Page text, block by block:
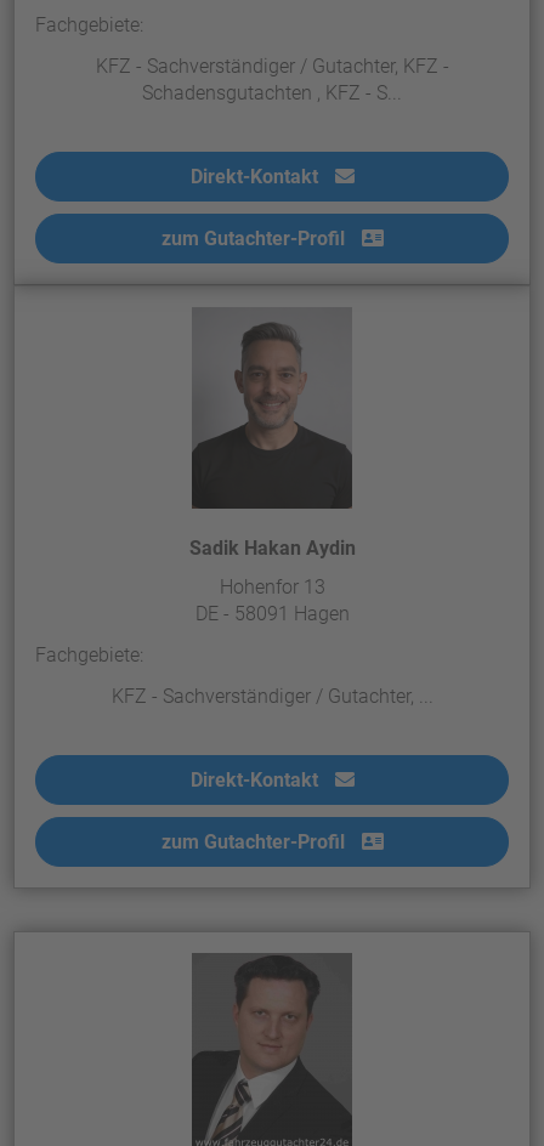
Fachgebiete:
KFZ - Sachverständiger / Gutachter, KFZ -
Schadensgutachten , KFZ - S...
Direkt-Kontakt
zum Gutachter-Profil
Sadik Hakan Aydin
Hohenfor 13
DE - 58091 Hagen
Fachgebiete:
KFZ - Sachverständiger / Gutachter, ...
Direkt-Kontakt
zum Gutachter-Profil